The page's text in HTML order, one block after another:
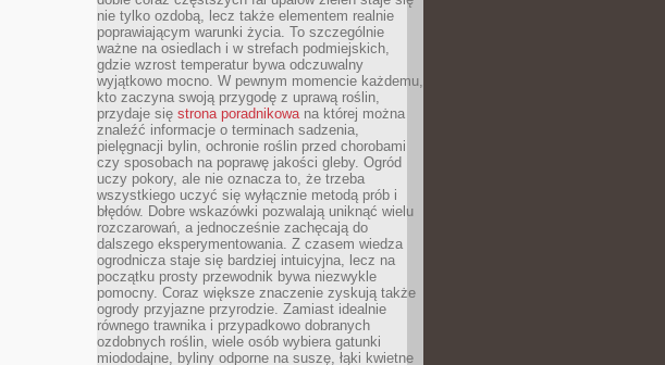
nie tylko ozdobą, lecz także elementem realnie
poprawiającym warunki życia. To szczególnie
ważne na osiedlach i w strefach podmiejskich,
gdzie wzrost temperatur bywa odczuwalny
wyjątkowo mocno. W pewnym momencie każdemu,
kto zaczyna swoją przygodę z uprawą roślin,
przydaje się strona poradnikowana której można
znaleźć informacje o terminach sadzenia,
pielęgnacji bylin, ochronie roślin przed chorobami
czy sposobach na poprawę jakości gleby. Ogród
uczy pokory, ale nie oznacza to, że trzeba
wszystkiego uczyć się wyłącznie metodą prób i
błędów. Dobre wskazówki pozwalają uniknąć wielu
rozczarowań, a jednocześnie zachęcają do
dalszego eksperymentowania. Z czasem wiedza
ogrodnicza staje się bardziej intuicyjna, lecz na
początku prosty przewodnik bywa niezwykle
pomocny. Coraz większe znaczenie zyskują także
ogrody przyjazne przyrodzie. Zamiast idealnie
równego trawnika i przypadkowo dobranych
ozdobnych roślin, wiele osób wybiera gatunki
miododajne, byliny odporne na suszę, łąki kwietne